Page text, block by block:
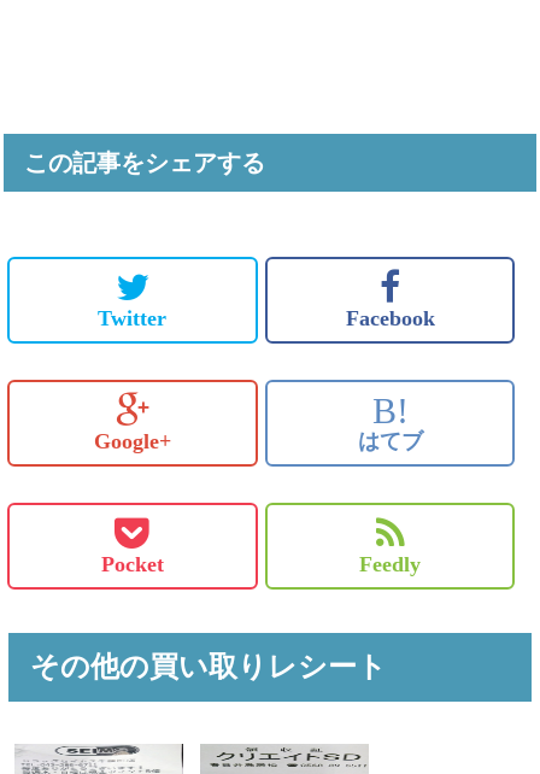
この記事をシェアする
Twitter Facebook
Google+
B!
はてブ
Pocket Feedly
その他の買い取りレシート